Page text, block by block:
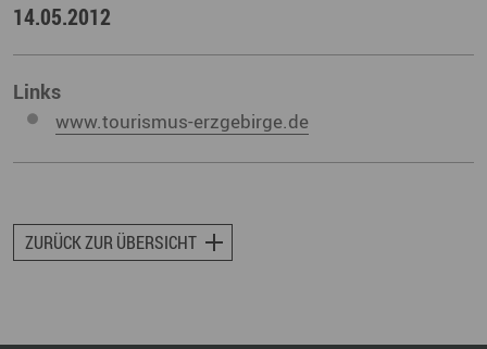
14.05.2012
Links
www.tourismus-erzgebirge.de
ZURÜCK ZUR ÜBERSICHT